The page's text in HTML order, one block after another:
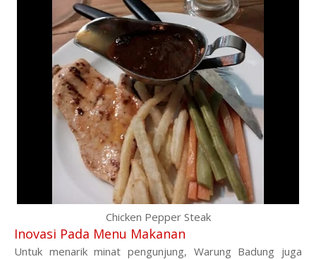
Chicken Pepper Steak
Inovasi Pada Menu Makanan
Untuk menarik minat pengunjung, Warung Badung juga